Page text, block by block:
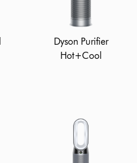
Dyson Purifier
Hot+Cool